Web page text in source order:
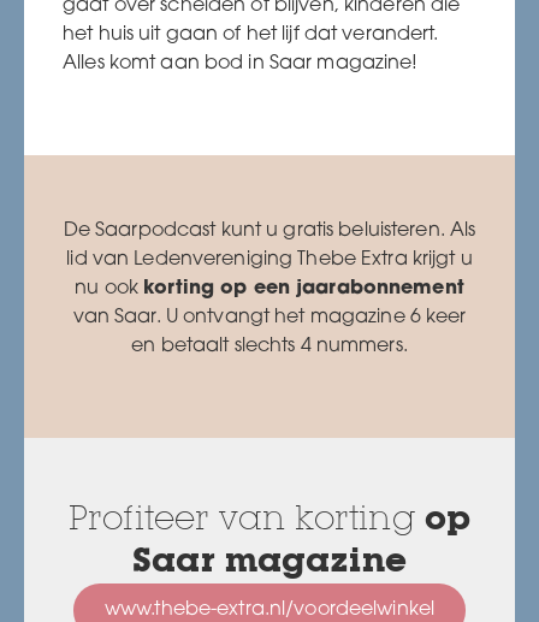
gaat over scheiden of blijven, kinderen die
het huis uit gaan of het lijf dat verandert.
Alles komt aan bod in Saar magazine!
De Saarpodcast kunt u gratis beluisteren. Als
lid van Ledenvereniging Thebe Extra krijgt u
nu ook korting op een jaarabonnement
van Saar. U ontvangt het magazine 6 keer
en betaalt slechts 4 nummers.
Profiteer van korting op
Saar magazine
www.thebe-extra.nl/voordeelwinkel